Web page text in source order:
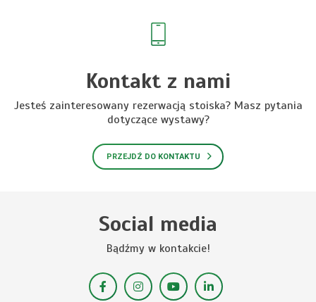
Kontakt z nami
Jesteś zainteresowany rezerwacją stoiska? Masz pytania
dotyczące wystawy?
PRZEJDŹ DO KONTAKTU
Social media
Bądźmy w kontakcie!